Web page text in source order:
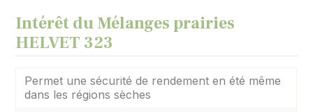
Intérêt du Mélanges prairies
HELVET 323
Permet une sécurité de rendement en été même
dans les régions sèches